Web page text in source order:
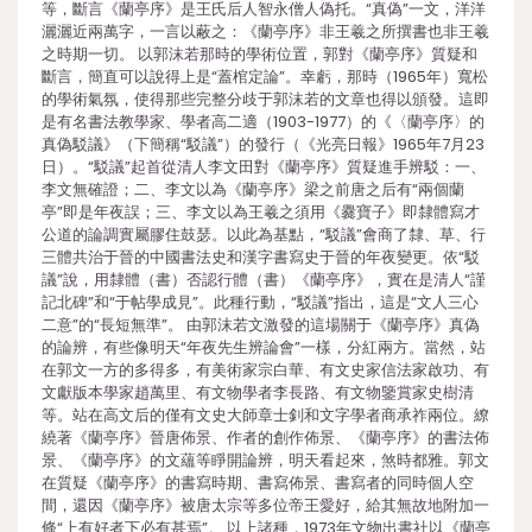
等，斷言《蘭亭序》是王氏后人智永僧人偽托。“真偽”一文，洋洋
灑灑近兩萬字，一言以蔽之：《蘭亭序》非王羲之所撰書也非王羲
之時期一切。 以郭沫若那時的學術位置，郭對《蘭亭序》質疑和
斷言，簡直可以說得上是“蓋棺定論”。幸虧，那時（1965年）寬松
的學術氣氛，使得那些完整分歧于郭沫若的文章也得以頒發。這即
是有名書法教學家、學者高二適（1903-1977）的《〈蘭亭序〉的
真偽駁議》（下簡稱“駁議”）的發行（《光亮日報》1965年7月23
日）。“駁議”起首從清人李文田對《蘭亭序》質疑進手辨駁：一、
李文無確證；二、李文以為《蘭亭序》梁之前唐之后有“兩個蘭
亭”即是年夜誤；三、李文以為王羲之須用《爨寶子》即隸體寫才
公道的論調實屬膠住鼓瑟。以此為基點，“駁議”會商了隸、草、行
三體共治于晉的中國書法史和漢字書寫史于晉的年夜變更。依“駁
議”說，用隸體（書）否認行體（書）《蘭亭序》，實在是清人“謹
記北碑”和“于帖學成見”。此種行動，“駁議”指出，這是“文人三心
二意”的“長短無準”。 由郭沫若文激發的這場關于《蘭亭序》真偽
的論辨，有些像明天“年夜先生辨論會”一樣，分紅兩方。當然，站
在郭文一方的多得多，有美術家宗白華、有文史家信法家啟功、有
文獻版本學家趙萬里、有文物學者李長路、有文物鑒賞家史樹清
等。站在高文后的僅有文史大師章士釗和文字學者商承祚兩位。繚
繞著《蘭亭序》晉唐佈景、作者的創作佈景、《蘭亭序》的書法佈
景、《蘭亭序》的文蘊等睜開論辨，明天看起來，煞時都雅。郭文
在質疑《蘭亭序》的書寫時期、書寫佈景、書寫者的同時個人空
間，還因《蘭亭序》被唐太宗等多位帝王愛好，給其無故地附加一